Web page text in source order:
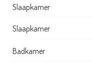
Slaapkamer
Slaapkamer
Badkamer